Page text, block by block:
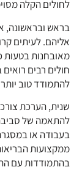
לחולים הקלה
בראש ובראשונה,
מאובחנות בטעות
חולים רבים
להתמודד טוב
שנית, הערכת
להתאמה של
בעבודה או
ממקצועות
בהתמודדות עם